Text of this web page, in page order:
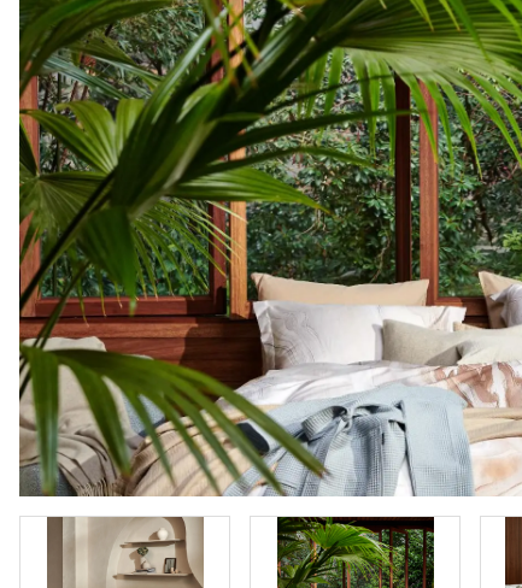
Vloeren
Accessoires
Stalen binnendeuren
Verlichting
Sfeerimpressie
Vloeren
Stalen